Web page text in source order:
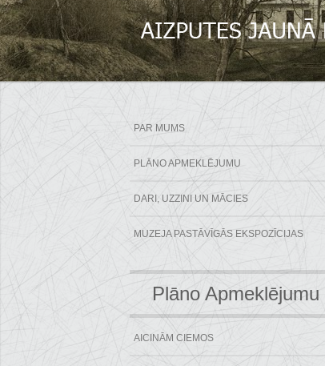
PAR MUMS
PLĀNO APMEKLĒJUMU
DARI, UZZINI UN MĀCIES
MUZEJA PASTĀVĪGĀS EKSPOZĪCIJAS
Plāno Apmeklējumu
AICINĀM CIEMOS